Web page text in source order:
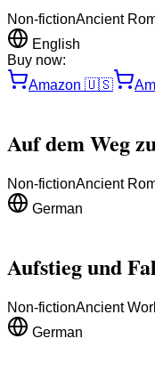
Non-fictionAncient
English
Buy now:
Amazon 🇺🇸
Auf dem Weg
Non-fictionAncient
German
Aufstieg und
Non-fictionAncient
German